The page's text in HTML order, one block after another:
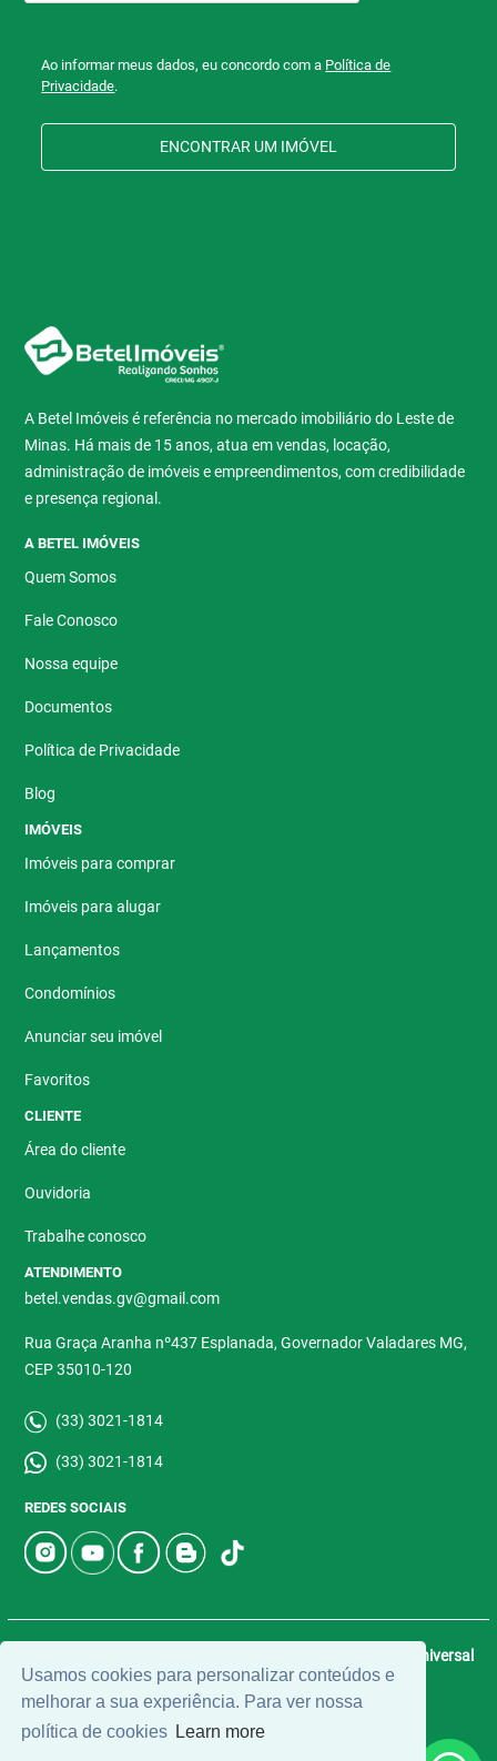
Usamos cookies para personalizar conteúdos e
melhorar a sua experiência. Para ver nossa
política de cookies Learn more
Ao informar meus dados, eu concordo com a Política de
Privacidade.
ENCONTRAR UM IMÓVEL
A Betel Imóveis é referência no mercado imobiliário do Leste de
Minas. Há mais de 15 anos, atua em vendas, locação,
administração de imóveis e empreendimentos, com credibilidade
e presença regional.
A BETEL IMÓVEIS
Quem Somos
Fale Conosco
Nossa equipe
Documentos
Política de Privacidade
Blog
IMÓVEIS
Imóveis para comprar
Imóveis para alugar
Lançamentos
Condomínios
Anunciar seu imóvel
Favoritos
CLIENTE
Área do cliente
Ouvidoria
Trabalhe conosco
ATENDIMENTO
betel.vendas.gv@gmail.com
Rua Graça Aranha nº437 Esplanada, Governador Valadares MG,
CEP 35010-120
(33) 3021-1814
(33) 3021-1814
REDES SOCIAIS
Universal
Software.